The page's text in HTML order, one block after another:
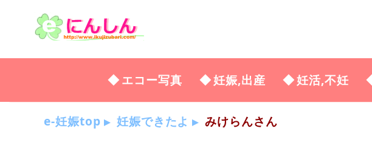
エコー写真 妊娠,出産 妊活,不妊
e-妊娠top 妊娠できたよ みけらんさん